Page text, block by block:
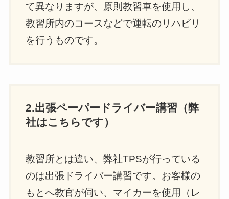
て異なりますが、原則教習車を使用し、
教習所内のコースなどで運転のリハビリ
を行うものです。
2.出張ペーパードライバー講習（弊
社はこちらです）
教習所とは違い、弊社TPSが行っている
のは出張ドライバー講習です。お客様の
もとへ教官が伺い、マイカーを使用（レ